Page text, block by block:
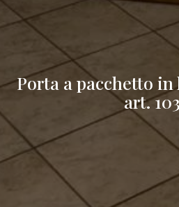
Porta a pacchetto
art.